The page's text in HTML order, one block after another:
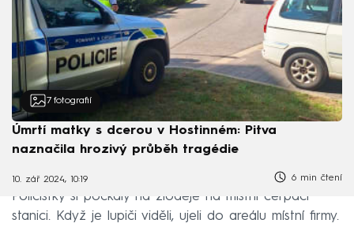
7 fotografií
Úmrtí matky s dcerou v Hostinném: Pitva
naznačila hrozivý průběh tragédie
10. zář 2024, 10:19 6 min čtení
Policistky si počkaly na zloděje na místní čerpací
stanici. Když je lupiči viděli, ujeli do areálu místní firmy.